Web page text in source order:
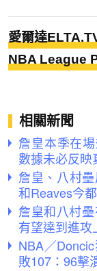
愛爾達
NBA League
相關新聞
詹皇本季在
數據未必反映
詹皇、八村
和Reaves今
詹皇和八村
有望達到進攻
NBA／
敗107：96擊